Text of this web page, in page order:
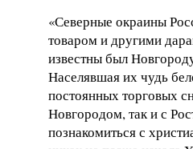
«Северные окраины
товаром и другими
известны был
Населявшая их чудь
постоянных торговых
Новгородом, так и с
познакомиться с